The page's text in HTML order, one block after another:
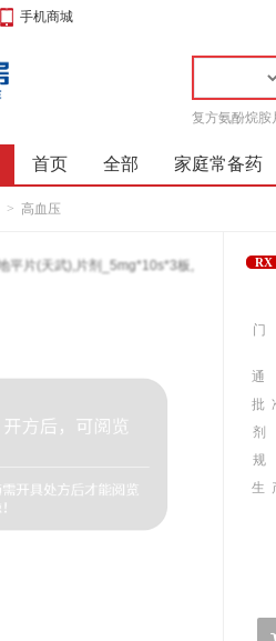
手机商城
复方氨酚烷胺
首页 全部 家庭常备药
> 高血压
RX
门
通
批
生